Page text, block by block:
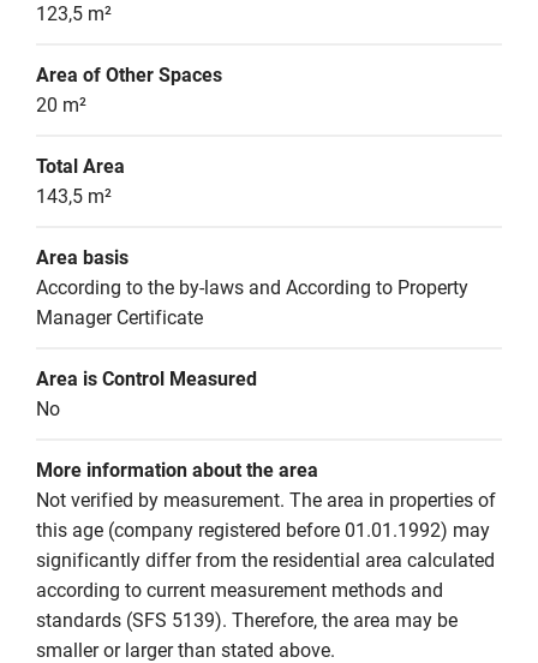
123,5 m²
Area of Other Spaces
20 m²
Total Area
143,5 m²
Area basis
According to the by-laws and According to Property
Manager Certificate
Area is Control Measured
No
More information about the area
Not verified by measurement. The area in properties of
this age (company registered before 01.01.1992) may
significantly differ from the residential area calculated
according to current measurement methods and
standards (SFS 5139). Therefore, the area may be
smaller or larger than stated above.